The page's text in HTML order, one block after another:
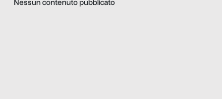
Nessun contenuto pubblicato